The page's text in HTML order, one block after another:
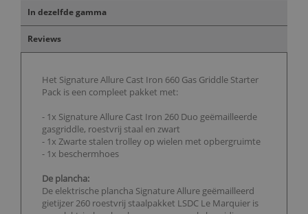
In dezelfde gamma
Reviews
Het Signature Allure Cast Iron 660 Gas Griddle Starter
Pack is een compleet pakket met:
- 1x Signature Allure Cast Iron 260 Duo geëmailleerde
gasgriddle, roestvrij staal en zwart
- 1x Zwarte stalen trolley op wielen met opbergruimte
- 1x beschermhoes
De plancha:
De elektrische plancha Signature Allure geëmailleerd
gietijzer 260 roestvrij staalpakket LSDC Le Marquier is